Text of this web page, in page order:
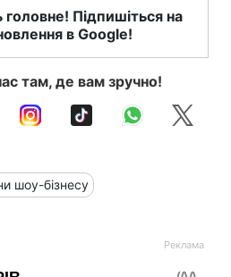
головне! Підпишіться на
в Google!
там, де вам зручно!
шоу-бізнесу